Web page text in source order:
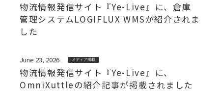
物流情報発信サイト『Ye-Live』に、倉庫
管理システムLOGIFLUX WMSが紹介されま
した
June 23, 2026 メディア掲載
物流情報発信サイト『Ye-Live』に、
OmniXuttleの紹介記事が掲載されました